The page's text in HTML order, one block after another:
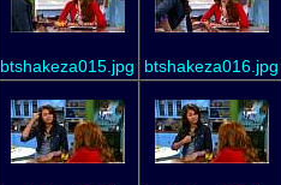
btshakeza015.jpg btshakeza016.jpg